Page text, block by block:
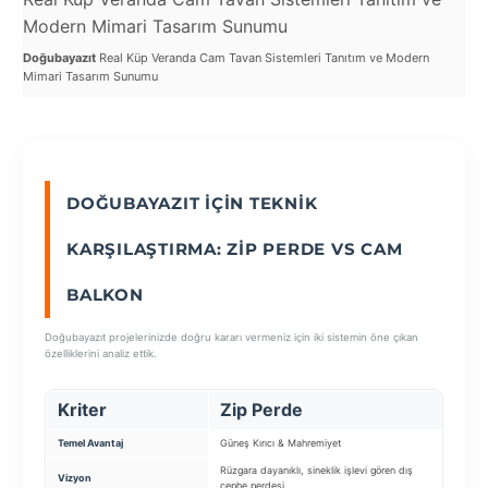
Modern Mimari Tasarım Sunumu
Doğubayazıt Real Küp Veranda Cam Tavan Sistemleri Tanıtım ve Modern
Mimari Tasarım Sunumu
DOĞUBAYAZIT İÇIN TEKNIK
KARŞILAŞTIRMA: ZIP PERDE VS CAM
BALKON
Doğubayazıt projelerinizde doğru kararı vermeniz için iki sistemin öne çıkan
özelliklerini analiz ettik.
Kriter Zip Perde
Temel Avantaj Güneş Kırıcı & Mahremiyet
Vizyon
Rüzgara dayanıklı, sineklik işlevi gören dış
cephe perdesi.
SEÇ